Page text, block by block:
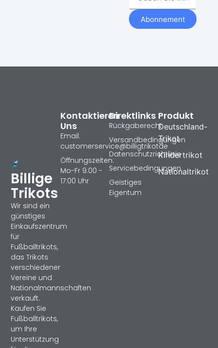
Abonnement
Billige
Trikots
Wir sind ein
günstiges
Einkaufszentrum
für
Fußballtrikots,
das Trikots
verschiedener
Vereine und
Nationalmannschaften
verkauft.
Kaufen Sie
Fußballtrikots,
um Ihre
Unterstützung
Produkt
Deutschland-
Trikot
Kindertrikot
Nationaltrikot
Direktlinks
Rückgaberecht
Versandbedingungen
Datenschutzrichtlinie
Servicebedingungen
Geistiges
Eigentum
Kontaktieren
Uns
Email:
customerservice@billigtrikotde
Öffnungszeiten:
Mo-Fr 9:00 -
17:00 Uhr